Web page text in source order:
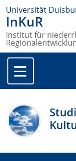
Universität
InKuR
Institut für